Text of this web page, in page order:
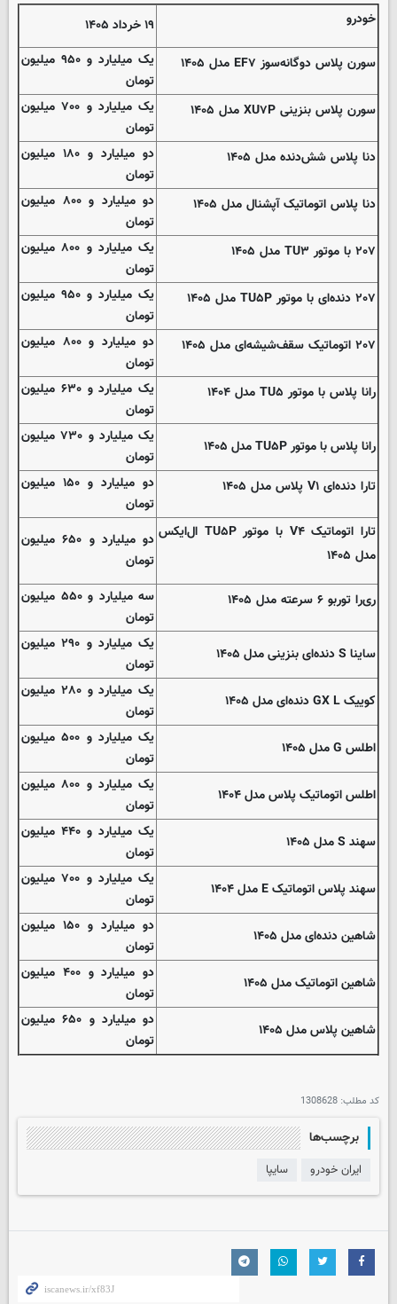
خودرو
۱۹ خرداد ۱۴۰۵
سورن پلاس دوگانه‌سوز EF۷ مدل ۱۴۰۵
یک میلیارد و ۹۵۰ میلیون
تومان
سورن پلاس بنزینی XU۷P مدل ۱۴۰۵
یک میلیارد و ۷۰۰ میلیون
تومان
دنا پلاس شش‌دنده‌ مدل ۱۴۰۵
دو میلیارد و ۱۸۰ میلیون
تومان
دنا پلاس اتوماتیک آپشنال مدل ۱۴۰۵
دو میلیارد و ۸۰۰ میلیون
تومان
۲۰۷ با موتور TU۳ مدل ۱۴۰۵
یک میلیارد و ۸۰۰ میلیون
تومان
۲۰۷ دنده‌ای با موتور TU۵P مدل ۱۴۰۵
یک میلیارد و ۹۵۰ میلیون
تومان
۲۰۷ اتوماتیک سقف‌شیشه‌ای مدل ۱۴۰۵
دو میلیارد و ۸۰۰ میلیون
تومان
رانا پلاس با موتور TU۵ مدل ۱۴۰۴
یک میلیارد و ۶۳۰ میلیون
تومان
رانا پلاس با موتور TU۵P مدل ۱۴۰۵
یک میلیارد و ۷۳۰ میلیون
تومان
تارا دنده‌ای V۱ پلاس مدل ۱۴۰۵
دو میلیارد و ۱۵۰ میلیون
تومان
تارا اتوماتیک V۴ با موتور TU۵P ال‌ایکس
مدل ۱۴۰۵
دو میلیارد و ۶۵۰ میلیون
تومان
ری‌را توربو ۶ سرعته مدل ۱۴۰۵
سه میلیارد و ۵۵۰ میلیون
تومان
ساینا S دنده‌ای بنزینی مدل ۱۴۰۵
یک میلیارد و ۲۹۰ میلیون
تومان
کوییک GX L دنده‌ای مدل ۱۴۰۵
یک میلیارد و ۲۸۰ میلیون
تومان
اطلس G مدل ۱۴۰۵
یک میلیارد و ۵۰۰ میلیون
تومان
اطلس اتوماتیک پلاس مدل ۱۴۰۴
یک میلیارد و ۸۰۰ میلیون
تومان
سهند S مدل ۱۴۰۵
یک میلیارد و ۴۴۰ میلیون
تومان
سهند پلاس اتوماتیک E مدل ۱۴۰۴
یک میلیارد و ۷۰۰ میلیون
تومان
شاهین دنده‌ای مدل ۱۴۰۵
دو میلیارد و ۱۵۰ میلیون
تومان
شاهین اتوماتیک مدل ۱۴۰۵
دو میلیارد و ۴۰۰ میلیون
تومان
شاهین پلاس مدل ۱۴۰۵
دو میلیارد و ۶۵۰ میلیون
تومان
کد مطلب: 1308628
برچسب‌ها
ایران خودرو سايپا